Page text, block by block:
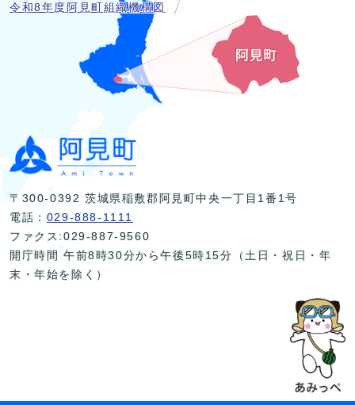
令和8年度阿見町組織機構図
〒300-0392 茨城県稲敷郡阿見町中央一丁目1番1号
電話： 029-888-1111
ファクス:029-887-9560
開庁時間 午前8時30分から午後5時15分（土日・祝日・年
末・年始を除く）